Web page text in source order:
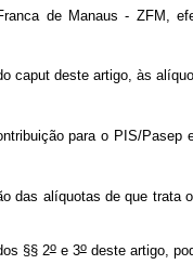
de Manaus - ZFM,
caput deste artigo, às
para o PIS/
das alíquotas de que trata
§§ 2oe 3odeste artigo,